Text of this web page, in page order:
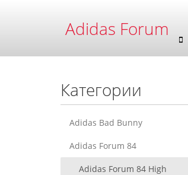
Adidas Forum
Категории
Adidas Bad Bunny
Adidas Forum 84
Adidas Forum 84 High